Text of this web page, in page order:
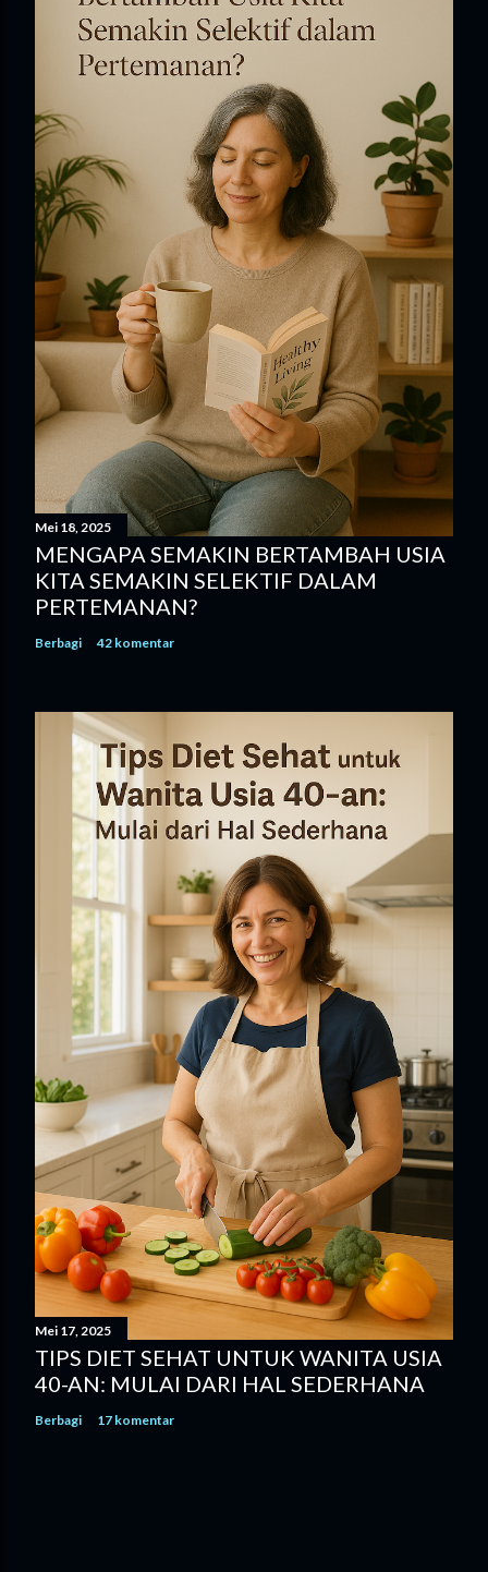
Mei 18, 2025
MENGAPA SEMAKIN BERTAMBAH USIA
KITA SEMAKIN SELEKTIF DALAM
PERTEMANAN?
Berbagi 42 komentar
Mei 17, 2025
TIPS DIET SEHAT UNTUK WANITA USIA
40-AN: MULAI DARI HAL SEDERHANA
Berbagi 17 komentar